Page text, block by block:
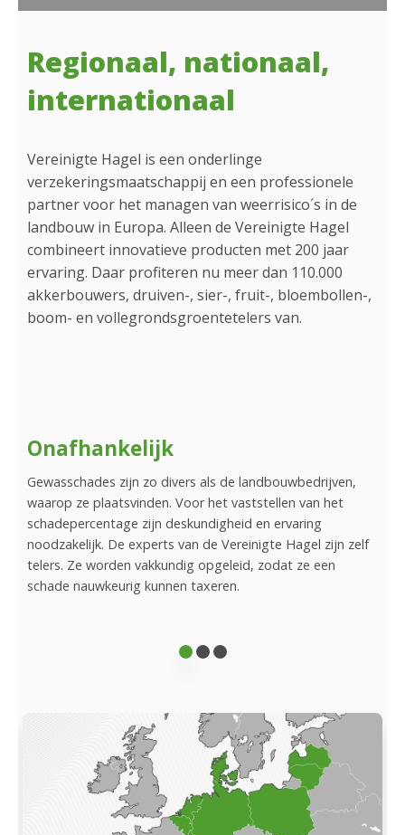
Regionaal, nationaal,
internationaal
Vereinigte Hagel is een onderlinge
verzekeringsmaatschappij en een professionele
partner voor het managen van weerrisico´s in de
landbouw in Europa. Alleen de Vereinigte Hagel
combineert innovatieve producten met 200 jaar
ervaring. Daar profiteren nu meer dan 110.000
akkerbouwers, druiven-, sier-, fruit-, bloembollen-,
boom- en vollegrondsgroentetelers van.
Onafhankelijk
Gewasschades zijn zo divers als de landbouwbedrijven,
waarop ze plaatsvinden. Voor het vaststellen van het
schadepercentage zijn deskundigheid en ervaring
noodzakelijk. De experts van de Vereinigte Hagel zijn zelf
telers. Ze worden vakkundig opgeleid, zodat ze een
schade nauwkeurig kunnen taxeren.